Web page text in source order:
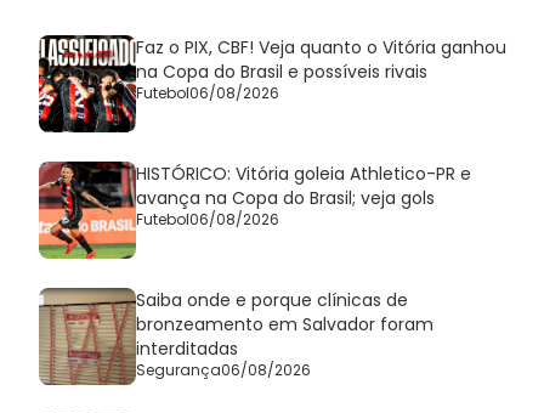
Faz o PIX, CBF! Veja quanto o Vitória ganhou
na Copa do Brasil e possíveis rivais
Futebol06/08/2026
HISTÓRICO: Vitória goleia Athletico-PR e
avança na Copa do Brasil; veja gols
Futebol06/08/2026
Saiba onde e porque clínicas de
bronzeamento em Salvador foram
interditadas
Segurança06/08/2026